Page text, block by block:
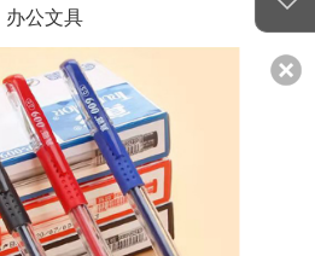
办公文具